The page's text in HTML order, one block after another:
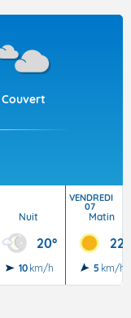
Couvert
Nuit
20°
10 km/h
VENDREDI
07
Matin
22°
5 km/h